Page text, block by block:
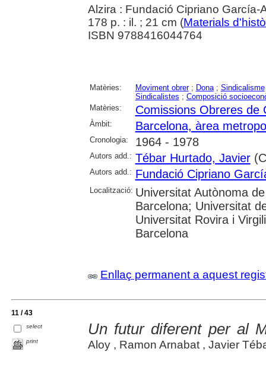
Alzira : Fundació Cipriano García-
178 p. : il. ; 21 cm (Materials
ISBN 9788416044764
Matèries: Moviment obrer; Dona; Sindicalisme
Sindicalistes ; Composició
Matèries:
Comissions Obreres de
Àmbit: Barcelona, àrea
Cronologia: 1964 - 1978
Autors add.: Tébar Hurtado, Javier
Autors add.: Fundació Cipriano
Localització: Universitat Autònoma
Barcelona; Universitat
Universitat Rovira i
Barcelona
Enllaç permanent a aquest
11 / 43
select
print
Un futur diferent per al
Aloy , Ramon Arnabat , Javier